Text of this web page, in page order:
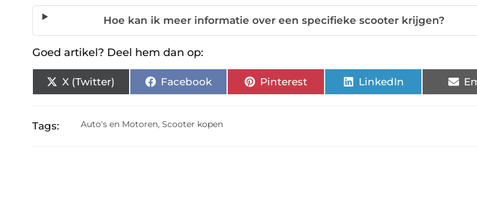
Hoe kan ik meer informatie over een specifieke scooter krijgen?
Goed artikel? Deel hem dan op:
X (Twitter) Facebook Pinterest LinkedIn
Tags: Auto's en Motoren,Scooter kopen